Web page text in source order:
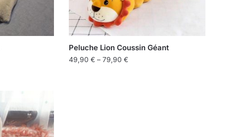
Peluche Lion Coussin Géant
49,90€ – 79,90€